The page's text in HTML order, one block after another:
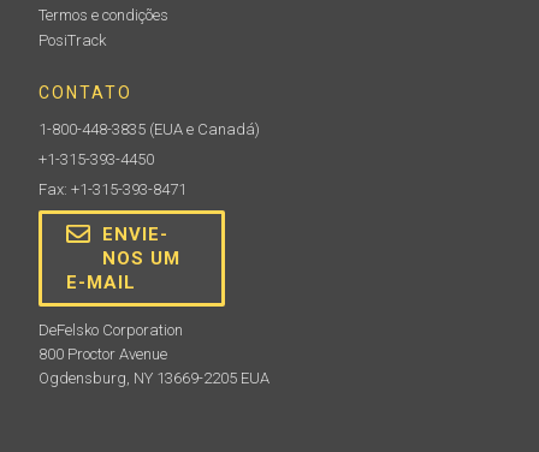
Termos e condições
PosiTrack
CONTATO
1-800-448-3835 (EUA e Canadá)
+1-315-393-4450
Fax: +1-315-393-8471
ENVIE-
NOS UM
E-MAIL
DeFelsko Corporation
800 Proctor Avenue
Ogdensburg, NY 13669-2205 EUA